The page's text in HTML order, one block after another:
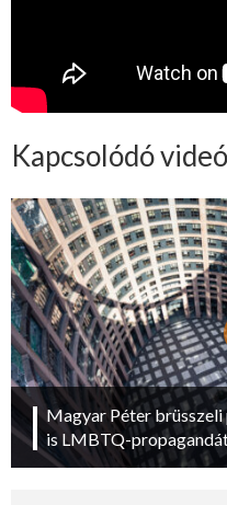
Kapcsolódó
Magyar Péter
is LMBTQ-